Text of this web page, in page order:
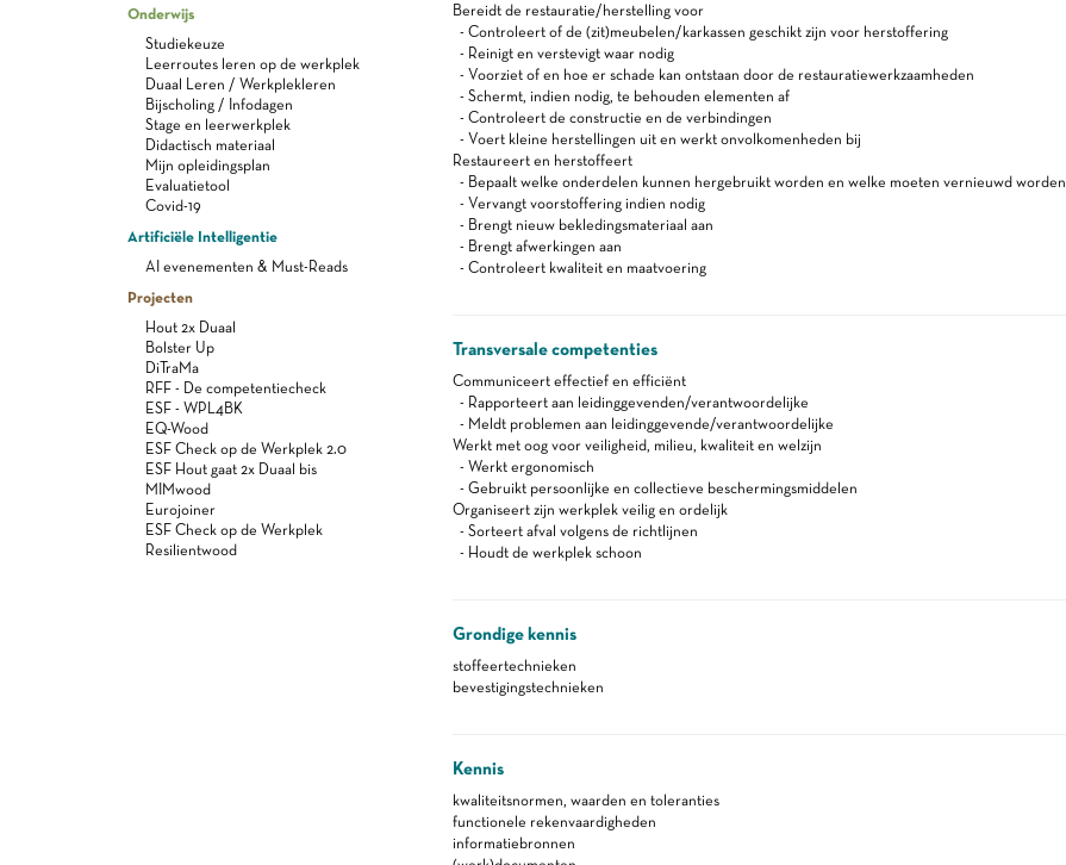
Onderwijs
Studiekeuze
Leerroutes leren op de werkplek
Duaal Leren / Werkplekleren
Bijscholing / Infodagen
Stage en leerwerkplek
Didactisch materiaal
Mijn opleidingsplan
Evaluatietool
Covid-19
Artificiële Intelligentie
AI evenementen & Must-Reads
Projecten
Hout 2x Duaal
Bolster Up
DiTraMa
RFF - De competentiecheck
ESF - WPL4BK
EQ-Wood
ESF Check op de Werkplek 2.0
ESF Hout gaat 2x Duaal bis
MIMwood
Eurojoiner
ESF Check op de Werkplek
Resilientwood
Bereidt de restauratie/herstelling voor
- Controleert of de (zit)meubelen/karkassen geschikt zijn voor herstoffering
- Reinigt en verstevigt waar nodig
- Voorziet of en hoe er schade kan ontstaan door de restauratiewerkzaamheden
- Schermt, indien nodig, te behouden elementen af
- Controleert de constructie en de verbindingen
- Voert kleine herstellingen uit en werkt onvolkomenheden bij
Restaureert en herstoffeert
- Bepaalt welke onderdelen kunnen hergebruikt worden en welke moeten vernieuwd worden
- Vervangt voorstoffering indien nodig
- Brengt nieuw bekledingsmateriaal aan
- Brengt afwerkingen aan
- Controleert kwaliteit en maatvoering
Transversale competenties
Communiceert effectief en efficiënt
- Rapporteert aan leidinggevenden/verantwoordelijke
- Meldt problemen aan leidinggevende/verantwoordelijke
Werkt met oog voor veiligheid, milieu, kwaliteit en welzijn
- Werkt ergonomisch
- Gebruikt persoonlijke en collectieve beschermingsmiddelen
Organiseert zijn werkplek veilig en ordelijk
- Sorteert afval volgens de richtlijnen
- Houdt de werkplek schoon
Grondige kennis
stoffeertechnieken
bevestigingstechnieken
Kennis
kwaliteitsnormen, waarden en toleranties
functionele rekenvaardigheden
informatiebronnen